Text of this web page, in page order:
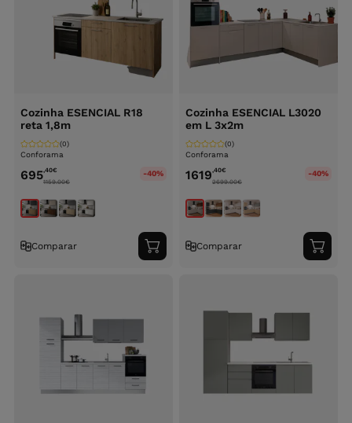
Cozinha ESENCIAL R18
reta 1,8m
Conforama
(0)
695,40€
1159.00€
-40%
Comparar
Adicionar
ao
Cozinha ESENCIAL L3020
em L 3x2m
Conforama
(0)
1619,40€
2699.00€
-40%
Comparar
ao